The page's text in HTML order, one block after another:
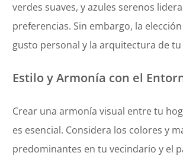
verdes suaves, y azules serenos
preferencias. Sin embargo, la
gusto personal y la arquitectura de
Estilo y Armonía con el
Crear una armonía visual entre tu
es esencial. Considera los colores y
predominantes en tu vecindario y el